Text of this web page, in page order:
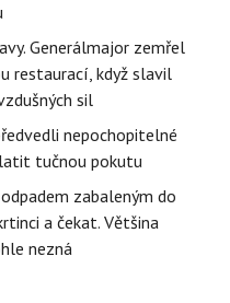
Generálmajor zemřel
restaurací, když slavil
sil
nepochopitelné
tučnou pokutu
zabaleným do
a čekat. Většina
nezná